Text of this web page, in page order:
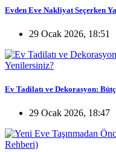
Evden Eve Nakliyat Seçerken
29 Ocak 2026, 18:51
Ev Tadilatı ve Dekorasyon:
29 Ocak 2026, 18:47